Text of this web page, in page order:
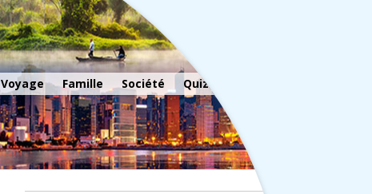
Voyage Famille Société Quiz